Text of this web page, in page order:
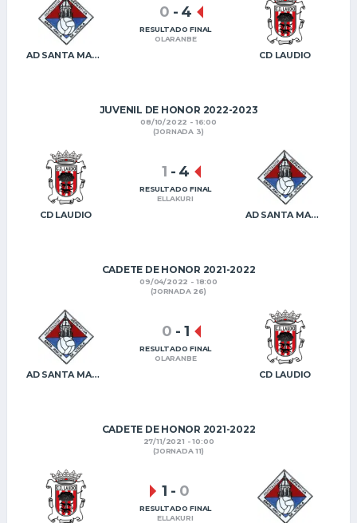
AD SANTA MARÍA VITORIA CD LAUDIO
0 - 4
RESULTADO FINAL
OLARANBE
JUVENIL DE HONOR 2022-2023
08/10/2022 - 16:00
(JORNADA 3)
CD LAUDIO AD SANTA MARÍA VITORIA
1 - 4
RESULTADO FINAL
ELLAKURI
CADETE DE HONOR 2021-2022
09/04/2022 - 18:00
(JORNADA 26)
AD SANTA MARÍA VITORIA CD LAUDIO
0 - 1
RESULTADO FINAL
OLARANBE
CADETE DE HONOR 2021-2022
27/11/2021 - 10:00
(JORNADA 11)
1 - 0
RESULTADO FINAL
ELLAKURI